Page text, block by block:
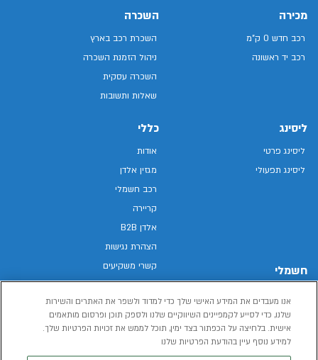
מכירה
רכב חדש 0 ק"מ
רכב יד ראשונה
השכרה
השכרת רכב בארץ
ניהול הזמנת השכרה
השכרה עסקית
שאלות ותשובות
ליסינג
ליסינג פרטי
ליסינג תפעולי
חשמלי
רכב חשמלי
הכל על רכב חשמלי
כללי
אודות
מגזין אלדן
רכב חשמלי
קריירה
אלדן B2B
הצהרת נגישות
קשרי משקיעים
מפת האתר
מדיניות פרטיות
תנאי שימוש
אנו מעבדים את המידע האישי שלך כדי למדוד ולשפר את האתרים והשירות
שלנו, כדי לסייע לקמפיינים השיווקיים שלנו ולספק תוכן ופרסום מותאמים
אישית. בלחיצה על הכפתור בצד ימין, תוכל לממש את זכויות הפרטיות שלך.
למידע נוסף עיין בהודעת הפרטיות שלנו